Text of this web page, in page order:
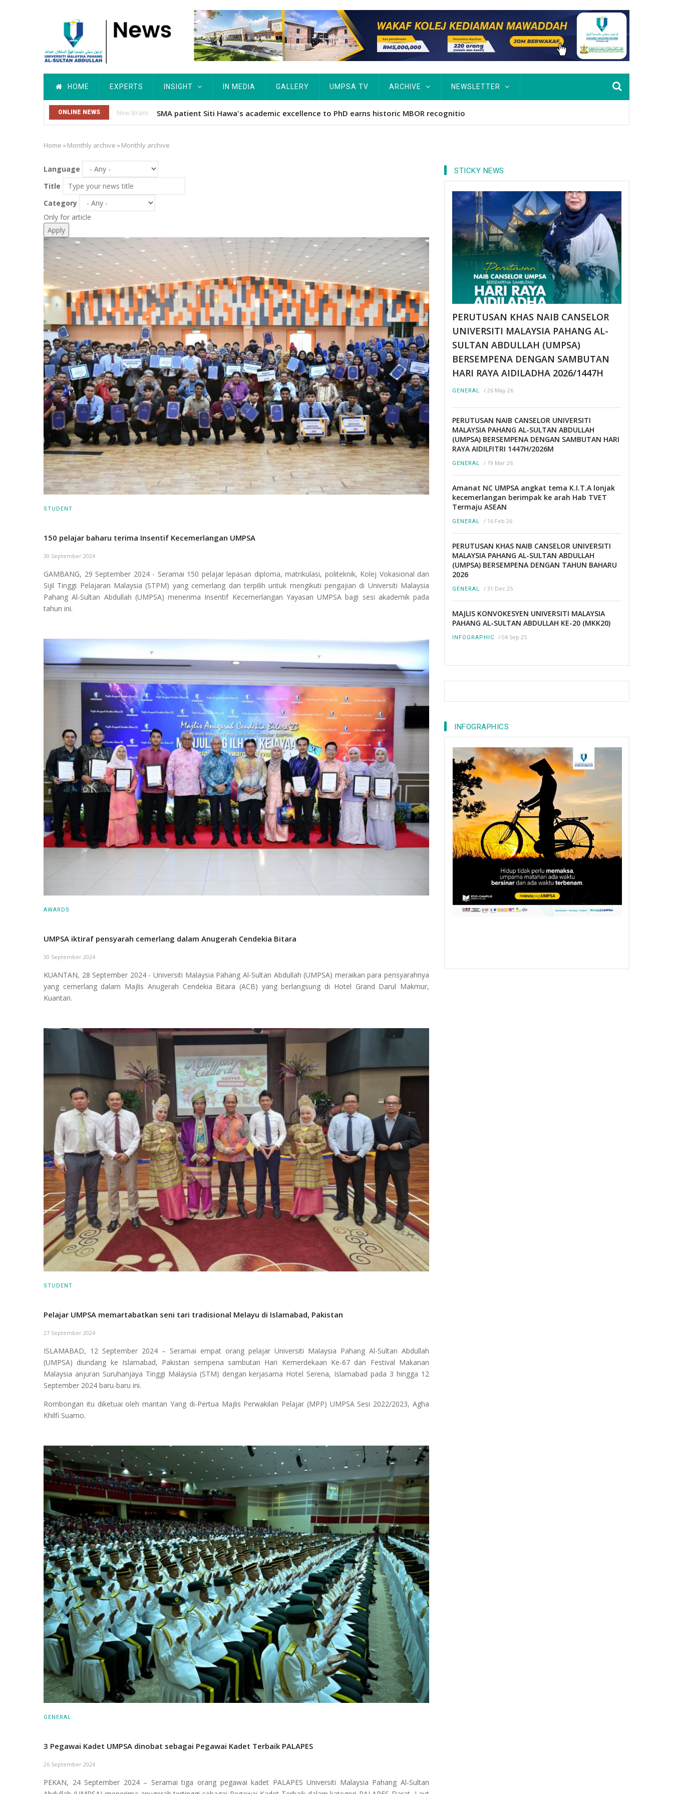
Main
navigation
HOME EXPERTS INSIGHT IN MEDIA GALLERY UMPSA TV ARCHIVE NEWSLETTER
ONLINE NEWS
New Straits
SMA patient Siti Hawa's academic excellence to PhD earns historic MBOR recognitio
Breadcrumb
Home »Monthly archive »Monthly archive
Language
Title
Category
Only for article
STUDENT
150 pelajar baharu terima Insentif Kecemerlangan UMPSA
30 September 2024
GAMBANG, 29 September 2024 - Seramai 150 pelajar lepasan diploma, matrikulasi, politeknik, Kolej Vokasional dan
Sijil Tinggi Pelajaran Malaysia (STPM) yang cemerlang dan terpilih untuk mengikuti pengajian di Universiti Malaysia
Pahang Al-Sultan Abdullah (UMPSA) menerima Insentif Kecemerlangan Yayasan UMPSA bagi sesi akademik pada
tahun ini.
AWARDS
UMPSA iktiraf pensyarah cemerlang dalam Anugerah Cendekia Bitara
30 September 2024
KUANTAN, 28 September 2024 - Universiti Malaysia Pahang Al-Sultan Abdullah (UMPSA) meraikan para pensyarahnya
yang cemerlang dalam Majlis Anugerah Cendekia Bitara (ACB) yang berlangsung di Hotel Grand Darul Makmur,
Kuantan.
STUDENT
Pelajar UMPSA memartabatkan seni tari tradisional Melayu di Islamabad, Pakistan
27 September 2024
ISLAMABAD, 12 September 2024 – Seramai empat orang pelajar Universiti Malaysia Pahang Al-Sultan Abdullah
(UMPSA) diundang ke Islamabad, Pakistan sempena sambutan Hari Kemerdekaan Ke-67 dan Festival Makanan
Malaysia anjuran Suruhanjaya Tinggi Malaysia (STM) dengan kerjasama Hotel Serena, Islamabad pada 3 hingga 12
September 2024 baru-baru ini.
Rombongan itu diketuai oleh mantan Yang di-Pertua Majlis Perwakilan Pelajar (MPP) UMPSA Sesi 2022/2023, Agha
Khilfi Suarno.
GENERAL
3 Pegawai Kadet UMPSA dinobat sebagai Pegawai Kadet Terbaik PALAPES
26 September 2024
PEKAN, 24 September 2024 – Seramai tiga orang pegawai kadet PALAPES Universiti Malaysia Pahang Al-Sultan
STICKY NEWS
PERUTUSAN KHAS NAIB CANSELOR
UNIVERSITI MALAYSIA PAHANG AL-
SULTAN ABDULLAH (UMPSA)
BERSEMPENA DENGAN SAMBUTAN
HARI RAYA AIDILADHA 2026/1447H
GENERAL / 26 May 26
PERUTUSAN NAIB CANSELOR UNIVERSITI
MALAYSIA PAHANG AL-SULTAN ABDULLAH
(UMPSA) BERSEMPENA DENGAN SAMBUTAN HARI
RAYA AIDILFITRI 1447H/2026M
GENERAL / 19 Mar 26
Amanat NC UMPSA angkat tema K.I.T.A lonjak
kecemerlangan berimpak ke arah Hab TVET
Termaju ASEAN
GENERAL / 16 Feb 26
PERUTUSAN KHAS NAIB CANSELOR UNIVERSITI
MALAYSIA PAHANG AL-SULTAN ABDULLAH
(UMPSA) BERSEMPENA DENGAN TAHUN BAHARU
2026
GENERAL / 31 Dec 25
MAJLIS KONVOKESYEN UNIVERSITI MALAYSIA
PAHANG AL-SULTAN ABDULLAH KE-20 (MKK20)
INFOGRAPHIC / 04 Sep 25
INFOGRAPHICS